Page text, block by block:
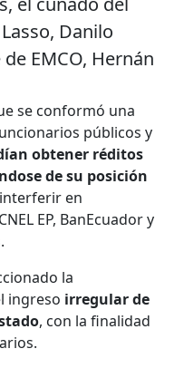
Danilo
EMCO, Hernán
se conformó una
públicos y
obtener réditos
de su posición
en
EP, BanEcuador y
la
ingreso irregular de
, con la finalidad